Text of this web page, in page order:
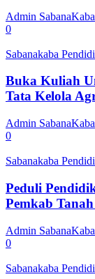
Admin SabanaKaba
0
Sabanakaba
Buka Kuliah
Tata Kelola
Admin SabanaKaba
0
Sabanakaba
Peduli
Pemkab
Admin SabanaKaba
0
Sabanakaba